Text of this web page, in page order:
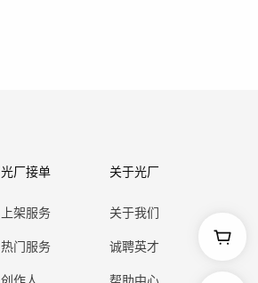
光厂接单
上架服务
热门服务
创作人
关于光厂
关于我们
诚聘英才
帮助中心